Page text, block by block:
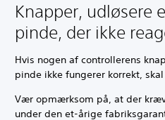
Knapper, udløsere
pinde, der ikke
Hvis nogen af controllerens
pinde ikke fungerer korrekt,
Vær opmærksom på, at der
under den et-årige